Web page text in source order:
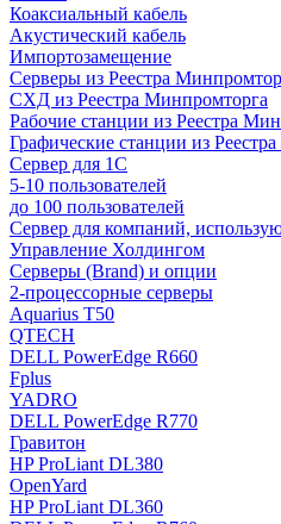
Коаксиальный кабель
Акустический кабель
Импортозамещение
Серверы из Реестра
СХД из Реестра Минпромторга
Рабочие станции из Реестра
Графические станции из
Сервер для 1С
5-10 пользователей
до 100 пользователей
Сервер для компаний,
Управление Холдингом
Серверы (Brand) и опции
2-процессорные серверы
Aquarius T50
QTECH
DELL PowerEdge R660
Fplus
YADRO
DELL PowerEdge R770
Гравитон
HP ProLiant DL380
OpenYard
HP ProLiant DL360